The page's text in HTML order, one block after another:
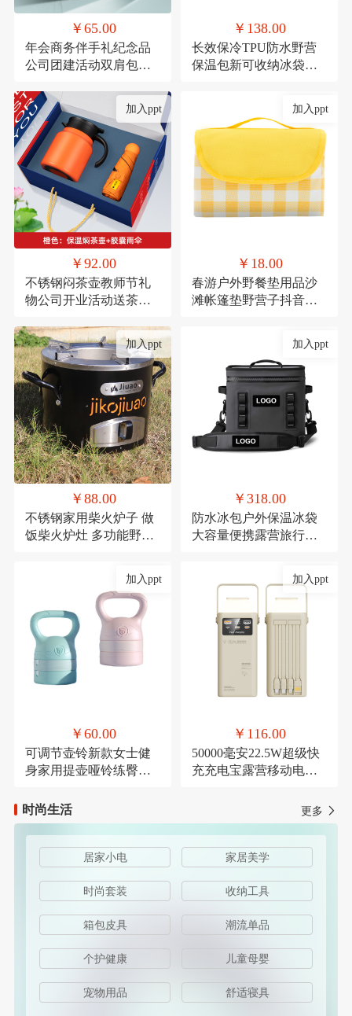
￥65.00
年会商务伴手礼纪念品
公司团建活动双肩包实
￥138.00
长效保冷TPU防水野营
保温包新可收纳冰袋冰
加入ppt
￥92.00
不锈钢闷茶壶教师节礼
物公司开业活动送茶具
加入ppt
￥18.00
春游户外野餐垫用品沙
滩帐篷垫野营子抖音网
加入ppt
￥88.00
不锈钢家用柴火炉子 做
饭柴火炉灶 多功能野餐
加入ppt
￥318.00
防水冰包户外保温冰袋
大容量便携露营旅行保
加入ppt
￥60.00
可调节壶铃新款女士健
身家用提壶哑铃练臀翘
加入ppt
￥116.00
50000毫安22.5W超级快
充充电宝露营移动电源
时尚生活
更多
居家小电 家居美学
时尚套装 收纳工具
箱包皮具 潮流单品
个护健康 儿童母婴
宠物用品 舒适寝具